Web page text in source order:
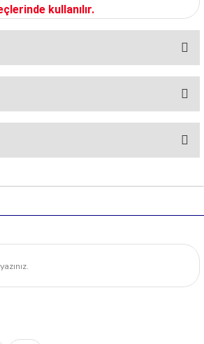
kullanılır.
ilk yorumu siz yapın!
bulunuyor.
daha pahalı.